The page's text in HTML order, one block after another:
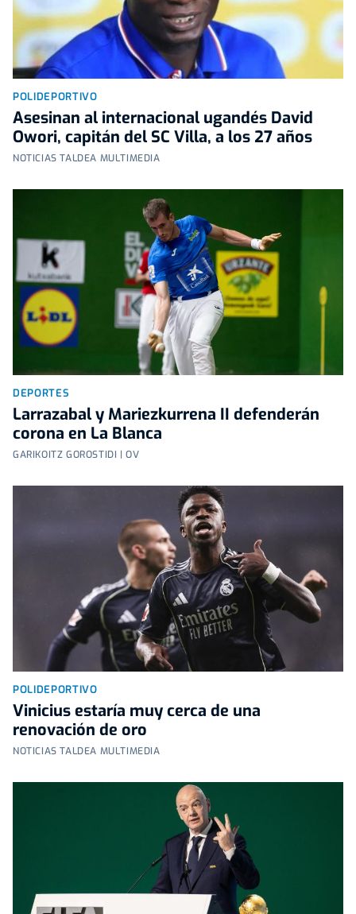
POLIDEPORTIVO
Asesinan al internacional ugandés David
Owori, capitán del SC Villa, a los 27 años
NOTICIAS TALDEA MULTIMEDIA
DEPORTES
Larrazabal y Mariezkurrena II defenderán
corona en La Blanca
GARIKOITZ GOROSTIDI | OV
POLIDEPORTIVO
Vinicius estaría muy cerca de una
renovación de oro
NOTICIAS TALDEA MULTIMEDIA